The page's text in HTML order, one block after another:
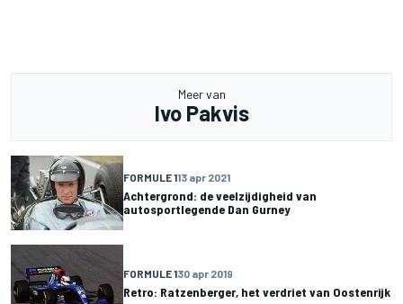
Meer van
Ivo Pakvis
FORMULE 113 apr 2021
Achtergrond: de veelzijdigheid van
autosportlegende Dan Gurney
FORMULE 130 apr 2019
Retro: Ratzenberger, het verdriet van Oostenrijk